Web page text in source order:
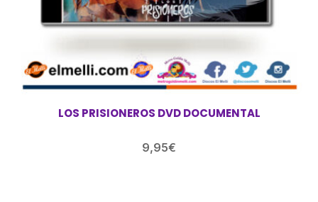
LOS PRISIONEROS DVD DOCUMENTAL
9,95€